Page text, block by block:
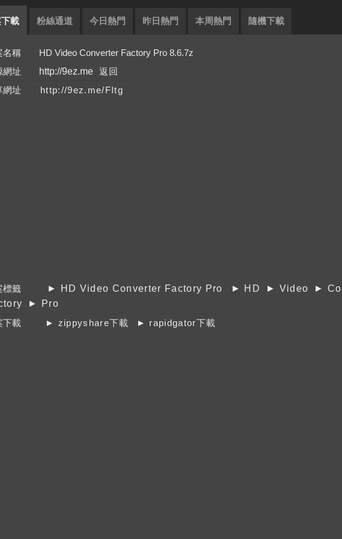
載 粉絲通道 今日熱門 昨日熱門 本周熱門 隨機下載
名稱 HD Video Converter Factory Pro 8.6.7z
網址
http://9ez.me
網址
標籤 ► HD Video Converter Factory Pro ► HD ► Video ►
► Pro
下載